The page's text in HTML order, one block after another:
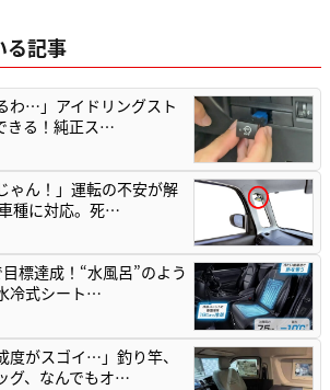
る記事
わ…」アイドリングスト
きる！純正ス…
ゃん！」運転の不安が解
種に対応。死…
標達成！“水風呂”のよう
冷式シート…
度がスゴイ…」釣り竿、
グ、なんでもオ…